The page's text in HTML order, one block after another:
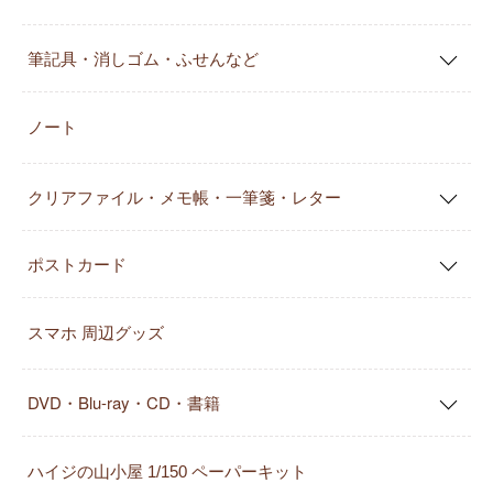
筆記具・消しゴム・ふせんなど
ノート
クリアファイル・メモ帳・一筆箋・レター
ポストカード
スマホ 周辺グッズ
DVD・Blu-ray・CD・書籍
ハイジの山小屋 1/150 ペーパーキット